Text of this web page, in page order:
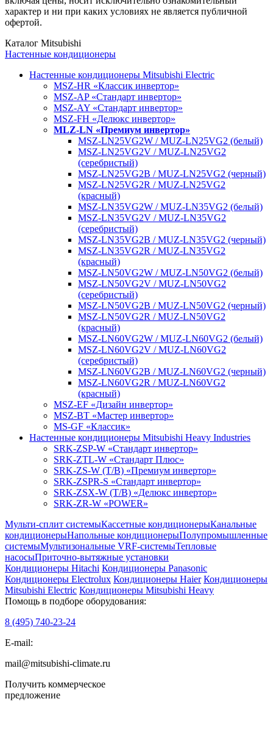
характер и ни при каких условиях не является публичной
офертой.
Каталог Mitsubishi
Настенные кондиционеры
Настенные кондиционеры Mitsubishi Electric
MSZ-HR «Классик инвертор»
MSZ-AP «Стандарт инвертор»
MSZ-AY «Стандарт инвертор»
MSZ-FH «Делюкс инвертор»
MLZ-LN «Премиум инвертор»
MSZ-LN25VG2W / MUZ-LN25VG2 (белый)
MSZ-LN25VG2V / MUZ-LN25VG2
(серебристый)
MSZ-LN25VG2B / MUZ-LN25VG2 (черный)
MSZ-LN25VG2R / MUZ-LN25VG2
(красный)
MSZ-LN35VG2W / MUZ-LN35VG2 (белый)
MSZ-LN35VG2V / MUZ-LN35VG2
(серебристый)
MSZ-LN35VG2B / MUZ-LN35VG2 (черный)
MSZ-LN35VG2R / MUZ-LN35VG2
(красный)
MSZ-LN50VG2W / MUZ-LN50VG2 (белый)
MSZ-LN50VG2V / MUZ-LN50VG2
(серебристый)
MSZ-LN50VG2B / MUZ-LN50VG2 (черный)
MSZ-LN50VG2R / MUZ-LN50VG2
(красный)
MSZ-LN60VG2W / MUZ-LN60VG2 (белый)
MSZ-LN60VG2V / MUZ-LN60VG2
(серебристый)
MSZ-LN60VG2B / MUZ-LN60VG2 (черный)
MSZ-LN60VG2R / MUZ-LN60VG2
(красный)
MSZ-EF «Дизайн инвертор»
MSZ-BT «Мастер инвертор»
MS-GF «Классик»
Настенные кондиционеры Mitsubishi Heavy Industries
SRK-ZSP-W «Стандарт инвертор»
SRK-ZTL-W «Стандарт Плюс»
SRK-ZS-W (T/B) «Премиум инвертор»
SRK-ZSPR-S «Стандарт инвертор»
SRK-ZSX-W (T/B) «Делюкс инвертор»
SRK-ZR-W «POWER»
Мульти-сплит системыКассетные кондиционерыКанальные
кондиционерыНапольные кондиционерыПолупромышленные
системыМультизональные VRF-системыТепловые
насосыПриточно-вытяжные установки
Кондиционеры Hitachi Кондиционеры Panasonic
Кондиционеры Electrolux Кондиционеры Haier Кондиционеры
Mitsubishi Electric Кондиционеры Mitsubishi Heavy
Помощь в подборе оборудования:
8 (495) 740-23-24
E-mail:
mail@mitsubishi-climate.ru
Получить коммерческое
предложение